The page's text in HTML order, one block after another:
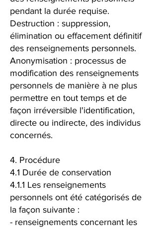
pendant la durée requise.
Destruction : suppression,
élimination ou effacement définitif
des renseignements personnels.
Anonymisation : processus de
modification des renseignements
personnels de manière à ne plus
permettre en tout temps et de
façon irréversible l'identification,
directe ou indirecte, des individus
concernés.
4. Procédure
4.1 Durée de conservation
4.1.1 Les renseignements
personnels ont été catégorisés de
la façon suivante :
- renseignements concernant les